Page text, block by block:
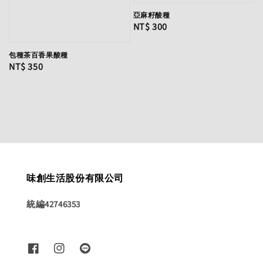
包種茶百香果酸種
Regular
NT$ 350
亞麻籽酸種
Regular
NT$ 300
味創生活股份有限公司
統編42746353